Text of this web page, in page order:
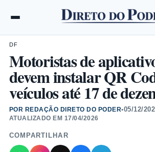
DF
Motoristas de
devem instalar QR
veículos até 17 de
POR REDAÇÃO DIRETO DO PODER•05/12/
ATUALIZADO EM 17/04/2026
COMPARTILHAR